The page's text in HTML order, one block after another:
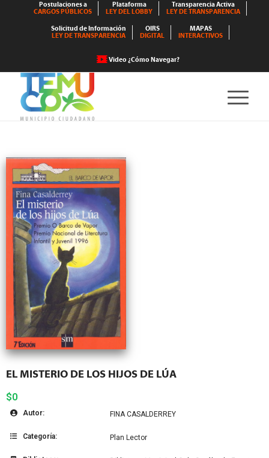
Postulaciones a
CARGOS PÚBLICOS
Plataforma
LEY DEL LOBBY
Transparencia Activa
LEY DE TRANSPARENCIA
Solicitud de Información
LEY DE TRANSPARENCIA
OIRS
DIGITAL
MAPAS
INTERACTIVOS
Video ¿Cómo Navegar?
EL MISTERIO DE LOS HIJOS DE LÚA
$0
Autor: FINA CASALDERREY
Categoría: Plan Lector